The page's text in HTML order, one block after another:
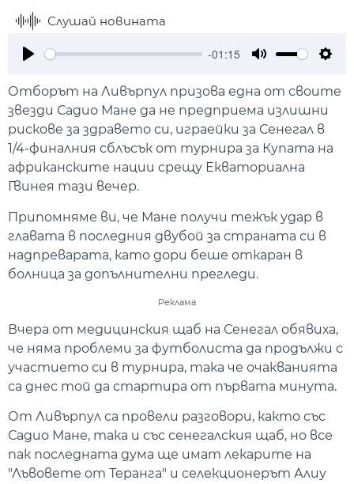
Слушай новината
-01:15
Отборът на Ливърпул призова една от своите
звезди Садио Мане да не предприема излишни
рискове за здравето си, играейки за Сенегал в
1/4-финалния сблъсък от турнира за Купата на
африканските нации срещу Екваториална
Гвинея тази вечер.
Припомняме ви, че Мане получи тежък удар в
главата в последния двубой за страната си в
надпреварата, като дори беше откаран в
болница за допълнителни прегледи.
Реклама
Вчера от медицинския щаб на Сенегал обявиха,
че няма проблеми за футболиста да продължи с
участието си в турнира, така че очакванията
са днес той да стартира от първата минута.
От Ливърпул са провели разговори, както със
Садио Мане, така и със сенегалския щаб, но все
пак последната дума ще имат лекарите на
"Лъвовете от Теранга" и селекционерът Алиу